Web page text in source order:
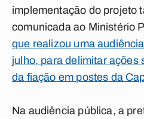
implementação do projeto
comunicada ao Ministério
que realizou uma
julho, para delimitar ações
da fiação em postes da
Na audiência pública, a